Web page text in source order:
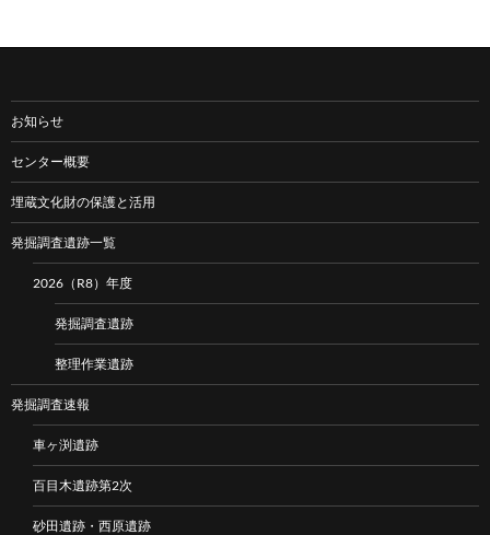
お知らせ
センター概要
埋蔵文化財の保護と活用
発掘調査遺跡一覧
2026（R8）年度
発掘調査遺跡
整理作業遺跡
発掘調査速報
車ヶ渕遺跡
百目木遺跡第2次
砂田遺跡・西原遺跡